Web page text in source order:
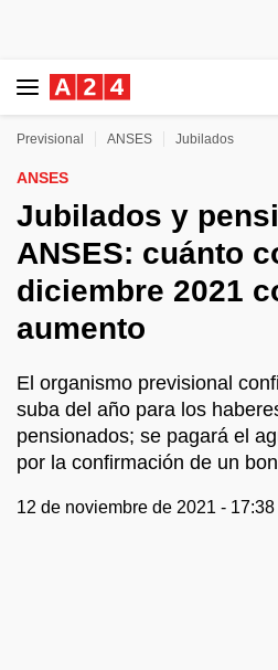
Previsional ANSES Jubilados
ANSES
Jubilados y
ANSES: cuánto
diciembre 2021
aumento
El organismo previsional
suba del año para los
pensionados; se pagará el
por la confirmación de un
12 de noviembre de 2021 - 17:38